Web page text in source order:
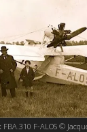
F-ALOS ©